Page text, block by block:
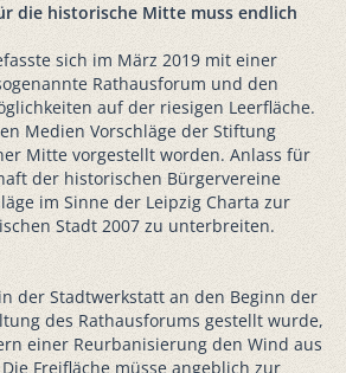
die historische Mitte muss endlich
sich im März 2019 mit einer
Rathausforum und den
auf der riesigen Leerfläche.
Medien Vorschläge der Stiftung
Mitte vorgestellt worden. Anlass für
der historischen Bürgervereine
im Sinne der Leipzig Charta zur
Stadt 2007 zu unterbreiten.
der Stadtwerkstatt an den Beginn der
des Rathausforums gestellt wurde,
einer Reurbanisierung den Wind aus
Freifläche müsse angeblich zur